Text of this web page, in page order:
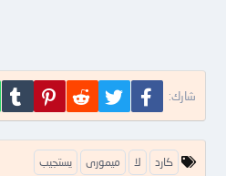
شارك: فيسبوك تويتر Reddit
ا
ل
كارد لا ميمورى يستجيب